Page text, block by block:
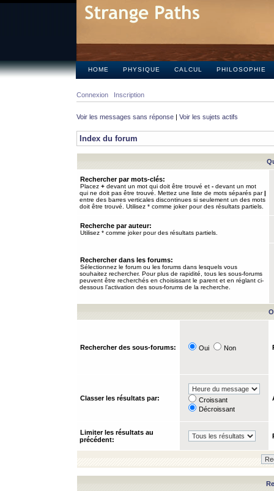
HOME PHYSIQUE CALCUL PHILOSOPHIE
Connexion Inscription
Voir les messages sans réponse | Voir les sujets actifs
Index du forum
Rechercher par mots-clés:
Placez + devant un mot qui doit être trouvé et - devant un mot
qui ne doit pas être trouvé. Mettez une liste de mots séparés par|
entre des barres verticales discontinues si seulement un des mots
doit être trouvé. Utilisez * comme joker pour des résultats partiels.
Recherche par auteur:
Utilisez * comme joker pour des résultats partiels.
Rechercher dans les forums:
Sélectionnez le forum ou les forums dans lesquels vous
souhaitez rechercher. Pour plus de rapidité, tous les sous-forums
peuvent être recherchés en choisissant le parent et en réglant ci-
dessous l’activation des sous-forums de la recherche.
Rechercher des sous-forums: Oui Non
Classer les résultats par:
Croissant
Décroissant
Limiter les résultats au
précédent: